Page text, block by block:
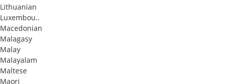
Lithuanian
Luxembou..
Macedonian
Malagasy
Malay
Malayalam
Maltese
Maori